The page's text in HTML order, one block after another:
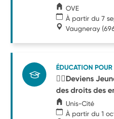
OVE
À partir du 7
Vaugneray
ÉDUCATION
🧑‍⚖️Deviens
des droits des
Unis-Cité
À partir du 1